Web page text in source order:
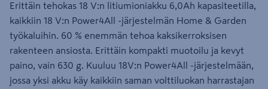
Erittäin tehokas 18 V:n litiumioniakku 6,0Ah kapasiteetilla,
kaikkiin 18 V:n Power4All -järjestelmän Home & Garden
työkaluihin. 60 % enemmän tehoa kaksikerroksisen
rakenteen ansiosta. Erittäin kompakti muotoilu ja kevyt
paino, vain 630 g. Kuuluu 18V:n Power4All -järjestelmään,
jossa yksi akku käy kaikkiin saman volttiluokan harrastajan